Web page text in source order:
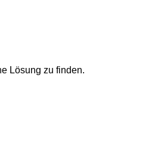
Lösung zu finden.